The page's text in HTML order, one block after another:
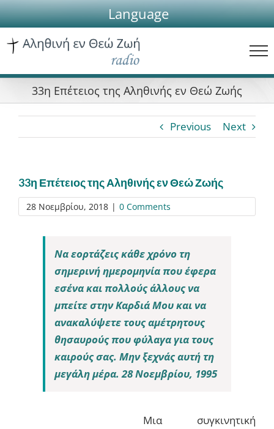
Skip
to
content
Language
33η Επέτειος της Αληθινής εν Θεώ Ζωής
Previous Next
33η Επέτειος της Αληθινής εν Θεώ Ζωής
28 Νοεμβρίου, 2018 | 0 Comments
Να εορτάζεις κάθε χρόνο τη
σημερινή ημερομηνία που έφερα
εσένα και πολλούς άλλους να
μπείτε στην Καρδιά Μου και να
ανακαλύψετε τους αμέτρητους
θησαυρούς που φύλαγα για τους
καιρούς σας. Μην ξεχνάς αυτή τη
μεγάλη μέρα. 28 Νοεμβρίου, 1995
Μια συγκινητική